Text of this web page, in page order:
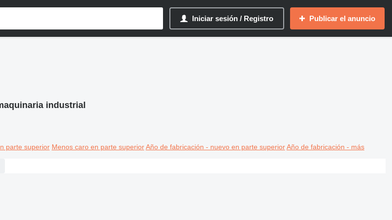
Iniciar sesión / Registro Publicar el anuncio
industrial
parte superior Menos caro en parte superior Año de fabricación - nuevo en parte superior Año de fabricación - más